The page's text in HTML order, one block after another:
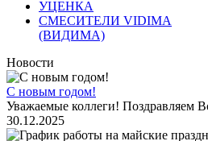
УЦЕНКА
СМЕСИТЕЛИ VIDIMA
(ВИДИМА)
Новости
С новым годом!
Уважаемые коллеги! Поздравляем
30.12.2025